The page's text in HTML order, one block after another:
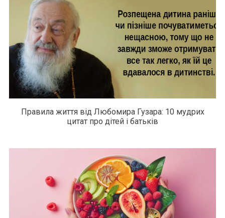
Правила життя від Любомира Гузара: 10 мудрих
цитат про дітей і батьків